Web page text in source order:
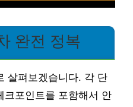
완전 정복
살펴보겠습니다. 각 단
크포인트를 포함해서 안